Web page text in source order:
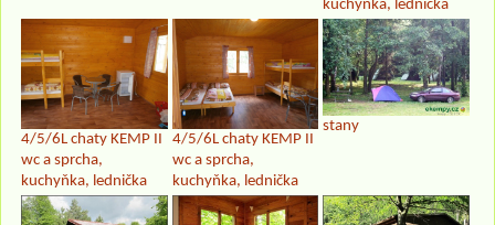
kuchyňka, lednička
4/5/6L chaty KEMP II
wc a sprcha,
kuchyňka, lednička
4/5/6L chaty KEMP II
wc a sprcha,
kuchyňka, lednička
stany